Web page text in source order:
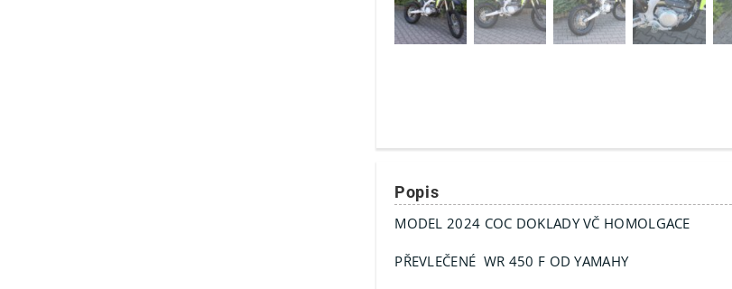
Popis
MODEL 2024 COC DOKLADY VČ HOMOLGACE
PŘEVLEČENÉ WR 450 F OD YAMAHY